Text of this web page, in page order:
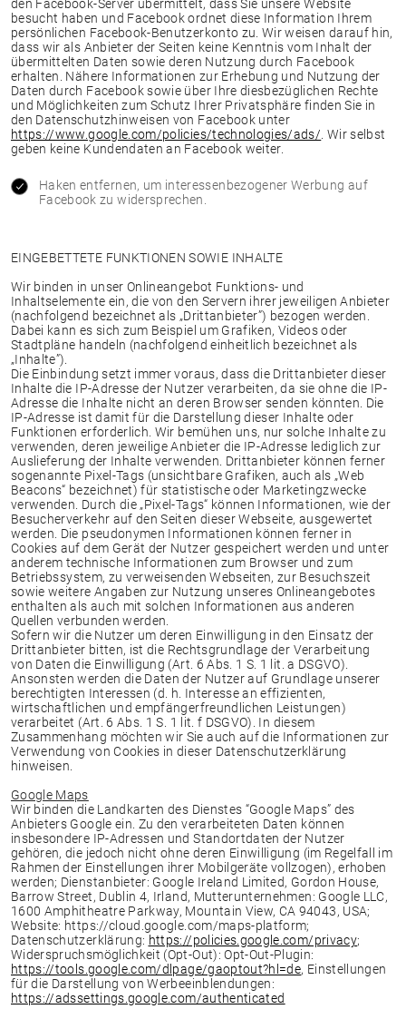
den Facebook-Server übermittelt, dass Sie unsere Website
besucht haben und Facebook ordnet diese Information Ihrem
persönlichen Facebook-Benutzerkonto zu. Wir weisen darauf hin,
dass wir als Anbieter der Seiten keine Kenntnis vom Inhalt der
übermittelten Daten sowie deren Nutzung durch Facebook
erhalten. Nähere Informationen zur Erhebung und Nutzung der
Daten durch Facebook sowie über Ihre diesbezüglichen Rechte
und Möglichkeiten zum Schutz Ihrer Privatsphäre finden Sie in
den Datenschutzhinweisen von Facebook unter
https://www.google.com/policies/technologies/ads/ . Wir selbst
geben keine Kundendaten an Facebook weiter.
Haken entfernen, um interessenbezogener Werbung auf
Facebook zu widersprechen.
EINGEBETTETE FUNKTIONEN SOWIE INHALTE
Wir binden in unser Onlineangebot Funktions- und
Inhaltselemente ein, die von den Servern ihrer jeweiligen Anbieter
(nachfolgend bezeichnet als „Drittanbieter”) bezogen werden.
Dabei kann es sich zum Beispiel um Grafiken, Videos oder
Stadtpläne handeln (nachfolgend einheitlich bezeichnet als
„Inhalte”).
Die Einbindung setzt immer voraus, dass die Drittanbieter dieser
Inhalte die IP-Adresse der Nutzer verarbeiten, da sie ohne die IP-
Adresse die Inhalte nicht an deren Browser senden könnten. Die
IP-Adresse ist damit für die Darstellung dieser Inhalte oder
Funktionen erforderlich. Wir bemühen uns, nur solche Inhalte zu
verwenden, deren jeweilige Anbieter die IP-Adresse lediglich zur
Auslieferung der Inhalte verwenden. Drittanbieter können ferner
sogenannte Pixel-Tags (unsichtbare Grafiken, auch als „Web
Beacons“ bezeichnet) für statistische oder Marketingzwecke
verwenden. Durch die „Pixel-Tags“ können Informationen, wie der
Besucherverkehr auf den Seiten dieser Webseite, ausgewertet
werden. Die pseudonymen Informationen können ferner in
Cookies auf dem Gerät der Nutzer gespeichert werden und unter
anderem technische Informationen zum Browser und zum
Betriebssystem, zu verweisenden Webseiten, zur Besuchszeit
sowie weitere Angaben zur Nutzung unseres Onlineangebotes
enthalten als auch mit solchen Informationen aus anderen
Quellen verbunden werden.
Sofern wir die Nutzer um deren Einwilligung in den Einsatz der
Drittanbieter bitten, ist die Rechtsgrundlage der Verarbeitung
von Daten die Einwilligung (Art. 6 Abs. 1 S. 1 lit. a DSGVO).
Ansonsten werden die Daten der Nutzer auf Grundlage unserer
berechtigten Interessen (d. h. Interesse an effizienten,
wirtschaftlichen und empfängerfreundlichen Leistungen)
verarbeitet (Art. 6 Abs. 1 S. 1 lit. f DSGVO). In diesem
Zusammenhang möchten wir Sie auch auf die Informationen zur
Verwendung von Cookies in dieser Datenschutzerklärung
hinweisen.
Google Maps
Wir binden die Landkarten des Dienstes “Google Maps” des
Anbieters Google ein. Zu den verarbeiteten Daten können
insbesondere IP-Adressen und Standortdaten der Nutzer
gehören, die jedoch nicht ohne deren Einwilligung (im Regelfall im
Rahmen der Einstellungen ihrer Mobilgeräte vollzogen), erhoben
werden; Dienstanbieter: Google Ireland Limited, Gordon House,
Barrow Street, Dublin 4, Irland, Mutterunternehmen: Google LLC,
1600 Amphitheatre Parkway, Mountain View, CA 94043, USA;
Website: https://cloud.google.com/maps-platform;
Datenschutzerklärung: https://policies.google.com/privacy;
Widerspruchsmöglichkeit (Opt-Out): Opt-Out-Plugin:
https://tools.google.com/dlpage/gaoptout?hl=de, Einstellungen
für die Darstellung von Werbeeinblendungen:
https://adssettings.google.com/authenticated